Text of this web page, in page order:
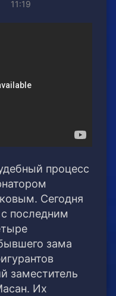
11:19
процесс
Сегодня
последним
зама
заместитель
Их